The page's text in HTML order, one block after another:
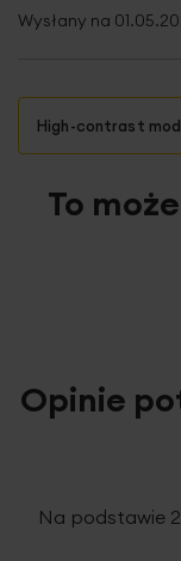
Wysłany na
High-contrast
To
Opinie
Na podstawie